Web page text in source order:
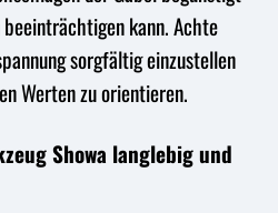
kann. Achte
sorgfältig einzustellen
Werten zu orientieren.
Showa langlebig und